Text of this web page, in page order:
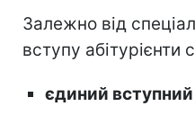
Залежно від
вступу абітурієнти
єдиний вступний